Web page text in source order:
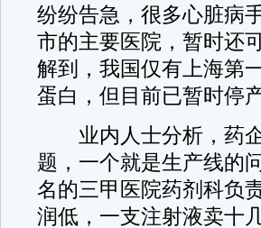
纷纷告急，很多心脏病
市的主要医院，暂时还
解到，我国仅有上海第
蛋白，但目前已暂时停产
业内人士分析，药企
题，一个就是生产线的
名的三甲医院药剂科负
润低，一支注射液卖十